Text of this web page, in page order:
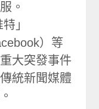
。
」
）等
大突發事件
統新聞媒體